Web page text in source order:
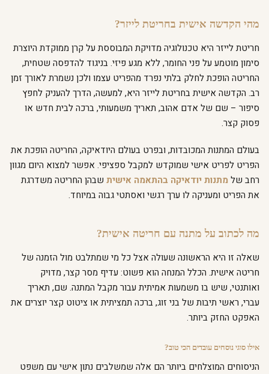
מהי הקדשה אישית בחריטת לייזר?
חריטת לייזר היא טכנולוגיה מדויקת המבוססת על קרן ממוקדת היוצרת
סימון מוטמע על פני החומר, ללא מגע פיזי. בניגוד להדפסה שטחית,
החריטה הופכת לחלק בלתי נפרד מהפריט עצמו ולכן נשמרת לאורך זמן
רב. הקדשה אישית בחריטת לייזר היא, למעשה, הדרך להעניק לחפץ
סיפור – שם של אדם אהוב, תאריך משמעותי, ברכה לבית חדש או
פסוק קצר.
בעולם המתנות המכובדות, ובפרט בעולם היודאיקה, החריטה הופכת את
הפריט לפריט אישי שמוקדש למקבל ספציפי. אפשר למצוא היום מגוון
רחב שלמתנות יודאיקה בהתאמה אישית שבהן החריטה משדרגת
את הפריט ומעניקה לו ערך רגשי ואסתטי גבוה במיוחד.
מה לכתוב על מתנה עם חריטה אישית?
שאלה זו היא הראשונה שעולה אצל כל מי שמתלבט מול הזמנה של
חריטה אישית. הכלל המנחה הוא פשוט: עדיף מסר קצר, מדויק
ואותנטי, שיש בו משמעות אמיתית עבור מקבל המתנה. שם, תאריך
עברי, ראשי תיבות של בני זוג, ברכה תמציתית או ציטוט קצר יוצרים את
האפקט החזק ביותר.
אילו סוגי נוסחים עובדים הכי טוב?
הניסוחים המוצלחים ביותר הם אלה שמשלבים נתון אישי עם משפט